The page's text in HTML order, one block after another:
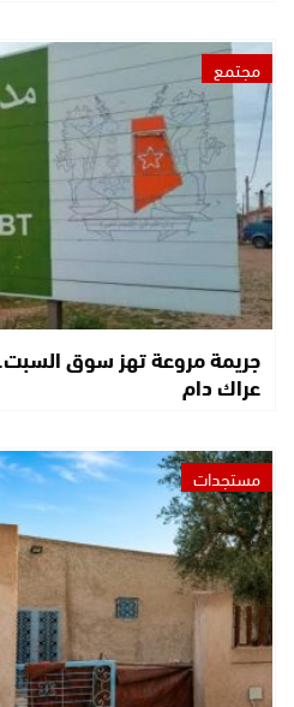
مجتمع
جريمة مروعة تهز سوق
عراك دام
مستجدات